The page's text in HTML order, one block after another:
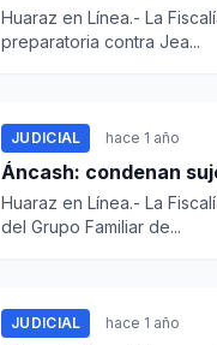
Huaraz en Línea.- La
preparatoria contra Jea...
JUDICIAL hace 1 año
Áncash: condenan
Huaraz en Línea.- La
del Grupo Familiar de...
JUDICIAL hace 1 año